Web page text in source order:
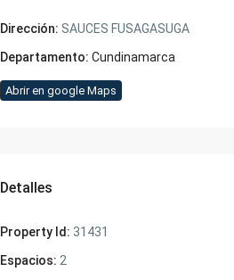
Dirección: SAUCES FUSAGASUGA
Departamento: Cundinamarca
Abrir en google Maps
Detalles
Property Id: 31431
Espacios: 2